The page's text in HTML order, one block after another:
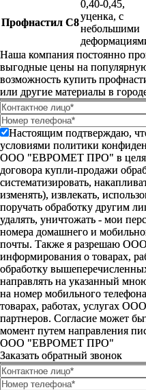
Профнастил С8
0,40-0,45,
уценка, с
небольшими
Наша компания постоянно
выгодные цены на
возможность купить
или другие материалы в
Настоящим подтверждаю,
условиями политики
ООО "ЕВРОМЕТ ПРО" в целях
договора купли-продажи
систематизировать,
изменять), извлекать,
поручать обработку другим
удалять, уничтожать - мои
номера домашнего и
почты. Также я разрешаю
информирования о товарах,
обработку
направлять на указанный
на номер мобильного
товарах, работах, услугах
партнеров. Согласие может
момент путем направления
ООО "ЕВРОМЕТ ПРО"
Заказать обратный звонок